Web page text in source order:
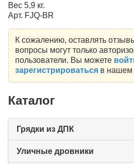
Вес 5,9 кг.
Арт. FJQ-BR
К сожалению, оставлять
вопросы могут только
пользователи. Вы можете
зарегистрироватьсяв нашем
Каталог
Грядки из ДПК
Уличные дровники